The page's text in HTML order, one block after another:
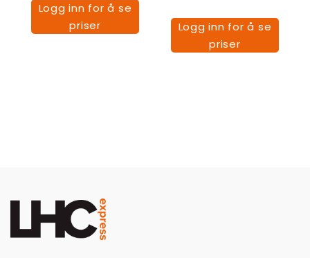
Logg inn for å se
priser
Logg inn for å se
priser